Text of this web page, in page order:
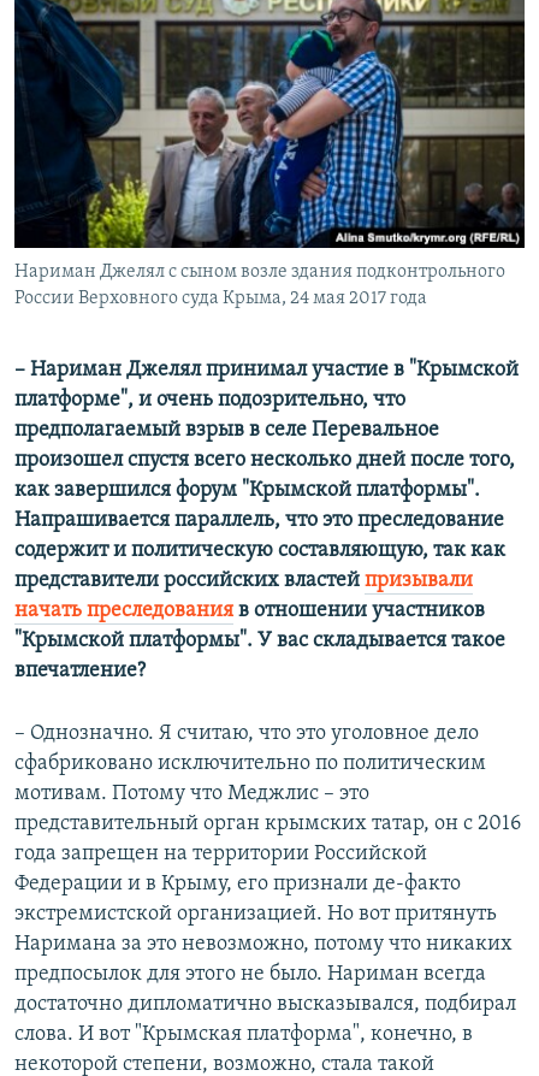
Нариман Джелял с сыном возле здания подконтрольного
России Верховного суда Крыма, 24 мая 2017 года
– Нариман Джелял принимал участие в "Крымской
платформе", и очень подозрительно, что
предполагаемый взрыв в селе Перевальное
произошел спустя всего несколько дней после того,
как завершился форум "Крымской платформы".
Напрашивается параллель, что это преследование
содержит и политическую составляющую, так как
представители российских властей призывали
начать преследования в отношении участников
"Крымской платформы". У вас складывается такое
впечатление?
– Однозначно. Я считаю, что это уголовное дело
сфабриковано исключительно по политическим
мотивам. Потому что Меджлис – это
представительный орган крымских татар, он с 2016
года запрещен на территории Российской
Федерации и в Крыму, его признали де-факто
экстремистской организацией. Но вот притянуть
Наримана за это невозможно, потому что никаких
предпосылок для этого не было. Нариман всегда
достаточно дипломатично высказывался, подбирал
слова. И вот "Крымская платформа", конечно, в
некоторой степени, возможно, стала такой